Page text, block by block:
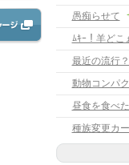
愚痴らせて
ﾑｷｰ！羊どこ
最近の流行
動物コンパ
昼食を食べ
種族変更カ